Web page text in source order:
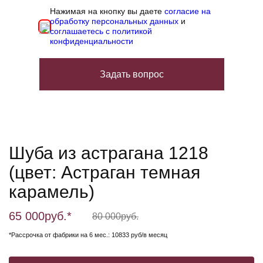
Нажимая на кнопку вы даетесогласие на
обработку персональных данных и
соглашаетесь с политикой
конфиденциальности
Задать вопрос
Шуба из астрагана 1218
(цвет: Астраган темная
карамель)
65 000руб.* 80 000руб.
*Рассрочка от фабрики на 6 мес.: 10833 руб/в месяц